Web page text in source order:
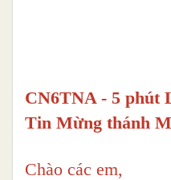
CN6TNA - 5 phút
Tin Mừng thánh
Chào các em,